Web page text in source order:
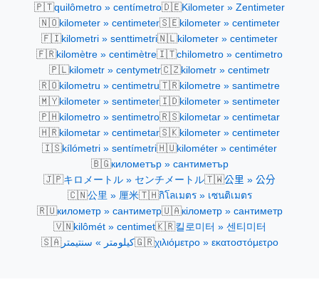
🇵🇹quilômetro » centímetro🇩🇪Kilometer » Zentimeter
🇳🇴kilometer » centimeter🇸🇪kilometer » centimeter
🇫🇮kilometri » senttimetri🇳🇱kilometer » centimeter
🇫🇷kilomètre » centimètre🇮🇹chilometro » centimetro
🇵🇱kilometr » centymetr🇨🇿kilometr » centimetr
🇷🇴kilometru » centimetru🇹🇷kilometre » santimetre
🇲🇾kilometer » sentimeter🇮🇩kilometer » sentimeter
🇵🇭kilometro » sentimetro🇷🇸kilometar » centimetar
🇭🇷kilometar » centimetar🇸🇰kilometer » centimeter
🇮🇸kílómetri » sentímetri🇭🇺kilométer » centiméter
🇧🇬километър » сантиметър
🇯🇵キロメートル » センチメートル🇹🇼公里 » 公分
🇨🇳公里 » 厘米🇹🇭กิโลเมตร » เซนติเมตร
🇷🇺километр » сантиметр🇺🇦кілометр » сантиметр
🇻🇳kilômét » centimet🇰🇷킬로미터 » 센티미터
🇸🇦كيلومتر » سنتيمتر🇬🇷χιλιόμετρο » εκατοστόμετρο